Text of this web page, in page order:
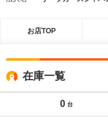
お店TOP
在庫一覧
0 台